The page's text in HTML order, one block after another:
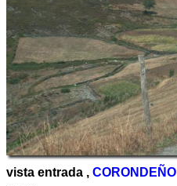
vista entrada , CORONDEÑO